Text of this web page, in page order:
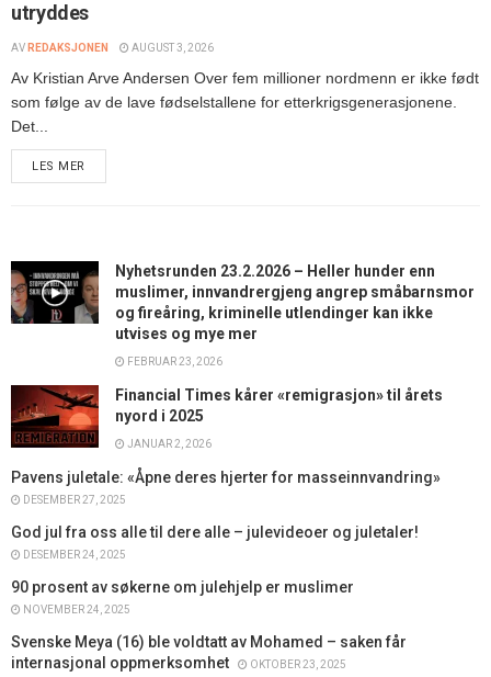
utryddes
AV REDAKSJONEN AUGUST 3, 2026
Av Kristian Arve Andersen Over fem millioner nordmenn er ikke født
som følge av de lave fødselstallene for etterkrigsgenerasjonene.
Det...
LES MER
Nyhetsrunden 23.2.2026 – Heller hunder enn
muslimer, innvandrergjeng angrep småbarnsmor
og fireåring, kriminelle utlendinger kan ikke
utvises og mye mer
FEBRUAR 23, 2026
Financial Times kårer «remigrasjon» til årets
nyord i 2025
JANUAR 2, 2026
Pavens juletale: «Åpne deres hjerter for masseinnvandring»
DESEMBER 27, 2025
God jul fra oss alle til dere alle – julevideoer og juletaler!
DESEMBER 24, 2025
90 prosent av søkerne om julehjelp er muslimer
NOVEMBER 24, 2025
Svenske Meya (16) ble voldtatt av Mohamed – saken får
internasjonal oppmerksomhet
OKTOBER 23, 2025